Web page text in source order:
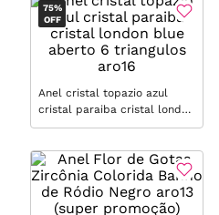
75%
OFF
Anel cristal topazio azul
cristal paraiba cristal london
blue aberto 6 triangulos